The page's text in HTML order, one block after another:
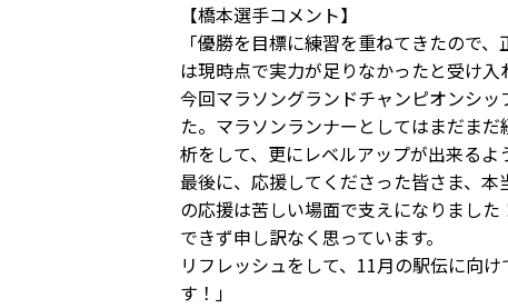
【橋本選手コメント】
「優勝を目標に練習を重ねてきたので
は現時点で実力が足りなかったと受け入
今回マラソングランドチャンピオンシ
た。マラソンランナーとしてはまだま
析をして、更にレベルアップが出来るよ
最後に、応援してくださった皆さま、
の応援は苦しい場面で支えになりまし
できず申し訳なく思っています。
リフレッシュをして、11月の駅伝に向
す！」